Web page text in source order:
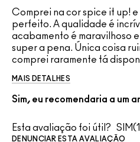
Comprei na cor spice it up! e
perfeito. A qualidade é
acabamento é maravilhoso
super a pena. Única coisa
comprei raramente tá
MAIS DETALHES
Sim, eu recomendaria a um
Esta avaliação foi útil? 1
DENUNCIAR ESTA AVALIAÇÃO